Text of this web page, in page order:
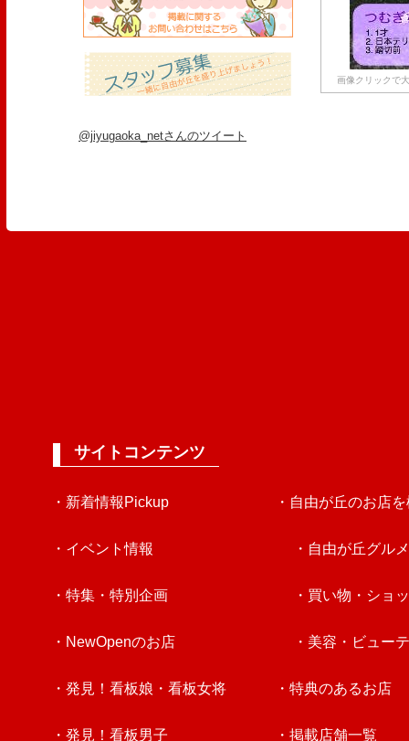
画像クリックで
@jiyugaoka_netさんのツイート
サイトコンテンツ
・新着情報Pickup
・イベント情報
・特集・特別企画
・NewOpenのお店
・発見！看板娘・看板女将
・発見！看板男子
・自由が丘のお店
・自由が丘グルメ
・買い物・ショ
・美容・ビュー
・特典のあるお店
・掲載店舗一覧